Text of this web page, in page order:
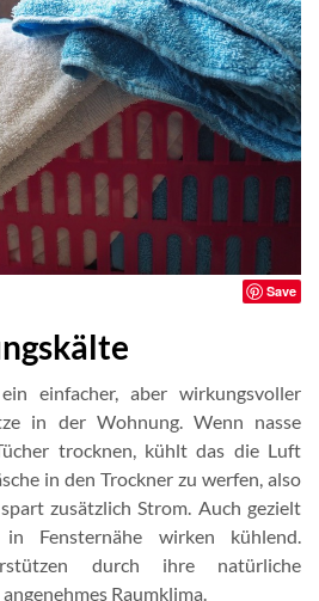
Save
einfacher, aber wirkungsvoller
in der Wohnung. Wenn nasse
trocknen, kühlt das die Luft
in den Trockner zu werfen, also
zusätzlich Strom. Auch gezielt
in Fensternähe wirken kühlend.
durch ihre natürliche
Raumklima.